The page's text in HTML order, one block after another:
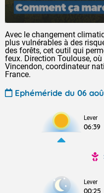
Avec le changement
plus vulnérables à des
des forêts, cet outil qui
feux. Direction Toulouse,
Vincendon, coordinateur
France.
Ephéméride du 06
Lever
06:39
Lever
00:25